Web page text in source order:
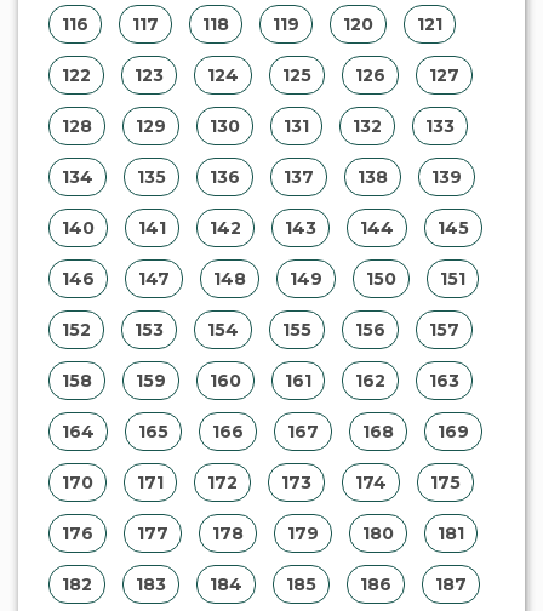
158 159 160 161 162 163
164 165 166 167 168 169
170 171 172 173 174 175
176 177 178 179 180 181
182 183 184 185 186 187
188 189 190 191 192 193
194 195 196 197 198 199
200 201 202 203 204
205 206 207 208 209
210 211 212 213 214 215
216 217 218 219 220 221
222 223 224 225 226 227